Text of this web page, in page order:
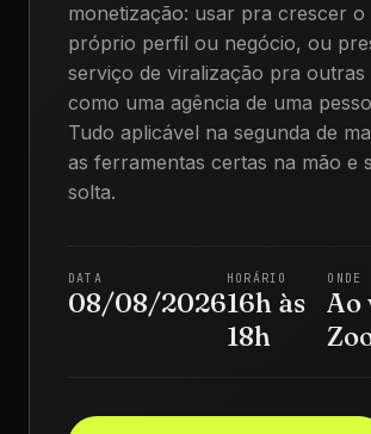
monetização: usar pra crescer o
próprio perfil ou negócio, ou
serviço de viralização pra outras
como uma agência de uma
Tudo aplicável na segunda de
as ferramentas certas na mão e
solta.
DATA
08/08/2026
HORÁRIO
16h às
18h
ONDE
Ao